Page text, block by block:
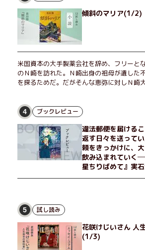
傾斜のマリア(1/2)
米国資本の大手製薬会社を辞め、フリーと
のＮ崎を訪れた。Ｎ崎出身の祖母が遺した
を探るためだ。だがそんな恵弥に対しＮ崎
恵弥は、まるで影のような存在の博士とま
か？ そして、唄の歌詞「かたむくマリア
は？ 謎めいたラストが鮮烈な余韻を残す
4 ブックレビュー
違法郵便を届ける
返す日々を送って
頼をきっかけに、
飲み込まれていく
星ちりばめて』実
5 試し読み
花咲けじいさん 人
(1/3)